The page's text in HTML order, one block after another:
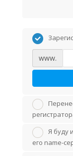
www.
Я буду
его name-